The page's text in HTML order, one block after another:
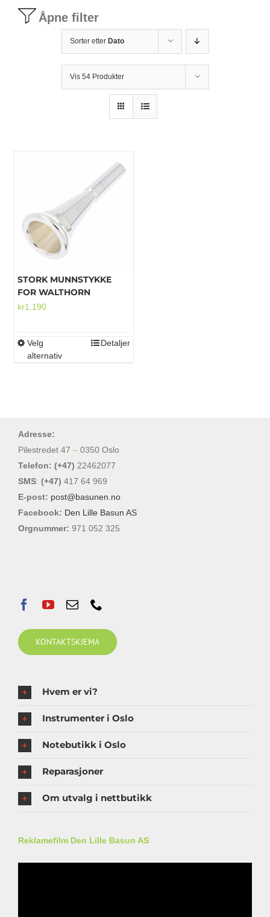
Noter
Stativer og lys
Åpne filter
Sorter etter Dato
Vis 54 Produkter
STORK MUNNSTYKKE
FOR WALTHORN
kr1,190
Velg
alternativ
Dette
velges
på
produktsiden
Detaljer
Adresse:
Pilestredet 47 – 0350 Oslo
Telefon: (+47) 22462077
SMS: (+47) 417 64 969
E-post: post@basunen.no
Facebook: Den Lille Basun AS
Orgnummer: 971 052 325
KONTAKTSKJEMA
Hvem er vi?
Instrumenter i Oslo
Notebutikk i Oslo
Reparasjoner
Om utvalg i nettbutikk
Reklamefilm Den Lille Basun AS